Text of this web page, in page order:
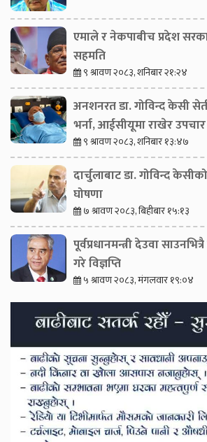
एमाले र नेकपाबीच प्रदेश
सहमति
९ श्रावण २०८३, शनिबार २१:२४
अनशनरत डा. गोविन्द केसी
भर्ना, आईसीयूमा राखेर
९ श्रावण २०८३, शनिबार १३:४७
दार्चुलाबाट डा. गोविन्द
घोषणा
७ श्रावण २०८३, बिहीबार १५:१३
पूर्वप्रधानमन्त्री देउवा
गरे विज्ञप्ति
५ श्रावण २०८३, मंगलवार १९:०४